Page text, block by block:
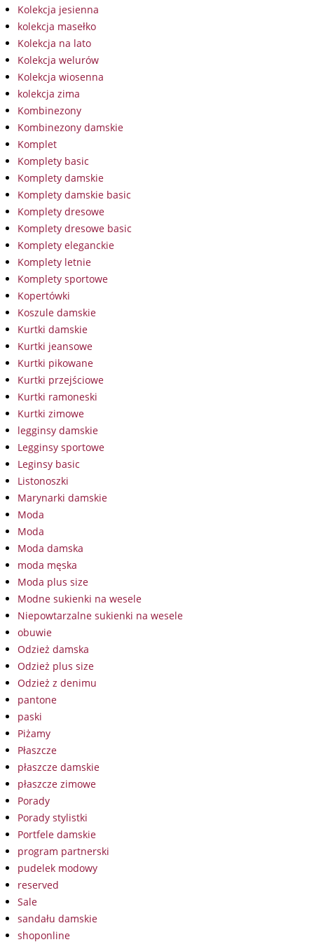
Kolekcja jesienna
kolekcja masełko
Kolekcja na lato
Kolekcja welurów
Kolekcja wiosenna
kolekcja zima
Kombinezony
Kombinezony damskie
Komplet
Komplety basic
Komplety damskie
Komplety damskie basic
Komplety dresowe
Komplety dresowe basic
Komplety eleganckie
Komplety letnie
Komplety sportowe
Kopertówki
Koszule damskie
Kurtki damskie
Kurtki jeansowe
Kurtki pikowane
Kurtki przejściowe
Kurtki ramoneski
Kurtki zimowe
legginsy damskie
Legginsy sportowe
Leginsy basic
Listonoszki
Marynarki damskie
Moda
Moda
Moda damska
moda męska
Moda plus size
Modne sukienki na wesele
Niepowtarzalne sukienki na wesele
obuwie
Odzież damska
Odzież plus size
Odzież z denimu
pantone
paski
Piżamy
Płaszcze
płaszcze damskie
płaszcze zimowe
Porady
Porady stylistki
Portfele damskie
program partnerski
pudelek modowy
reserved
Sale
sandału damskie
shoponline